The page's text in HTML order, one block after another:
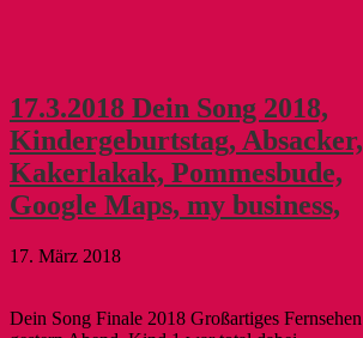
17.3.2018 Dein Song 2018,
Kindergeburtstag, Absacker,
Kakerlakak, Pommesbude,
Google Maps, my business,
17. März 2018
Dein Song Finale 2018 Großartiges Fernsehen